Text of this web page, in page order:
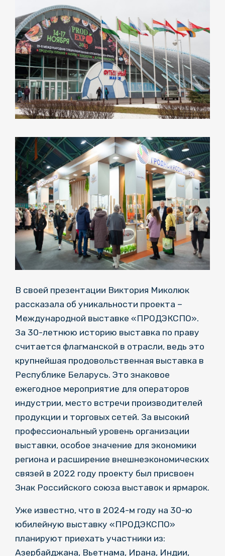
В своей презентации Виктория Миколюк
рассказала об уникальности проекта –
Международной выставке «ПРОДЭКСПО».
За 30-летнюю историю выставка по праву
считается флагманской в отрасли, ведь это
крупнейшая продовольственная выставка в
Республике Беларусь. Это знаковое
ежегодное мероприятие для операторов
индустрии, место встречи производителей
продукции и торговых сетей. За высокий
профессиональный уровень организации
выставки, особое значение для экономики
региона и расширение внешнеэкономических
связей в 2022 году проекту был присвоен
Знак Российского союза выставок и ярмарок.
Уже известно, что в 2024-м году на 30-ю
юбилейную выставку «ПРОДЭКСПО»
планируют приехать участники из:
Азербайджана, Вьетнама, Ирана, Индии,